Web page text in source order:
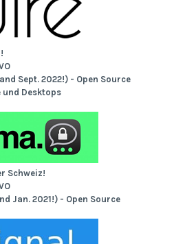
Sept. 2022!) - Open Source
Desktops
Schweiz!
Jan. 2021!) - Open Source